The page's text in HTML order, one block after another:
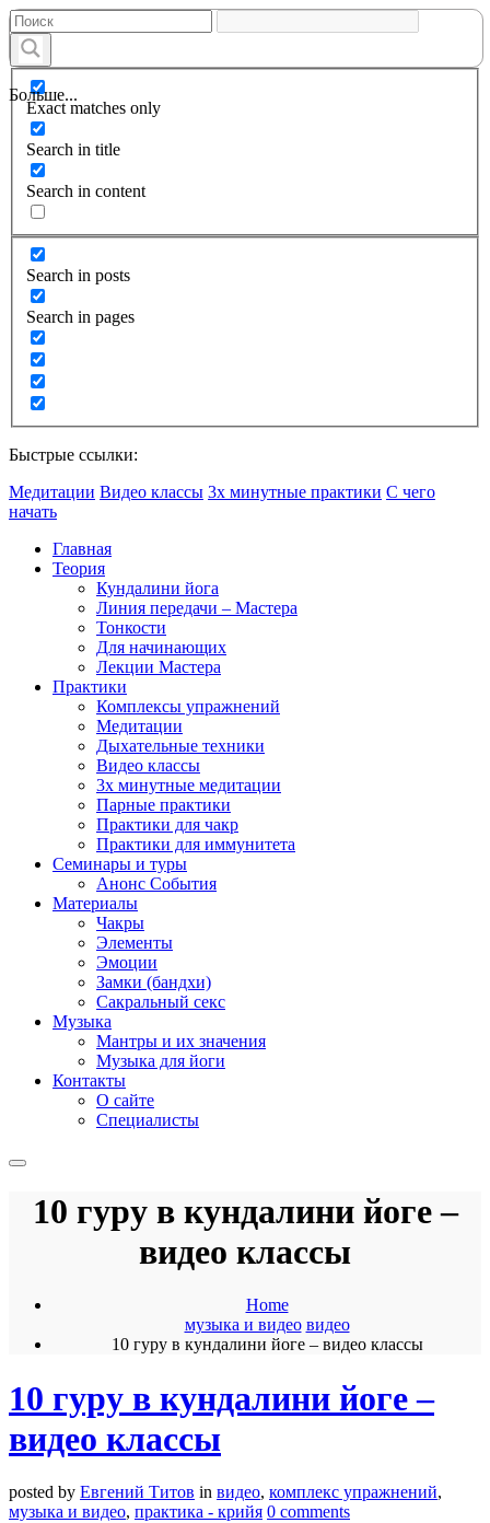
Больше...
Exact matches only
Search in title
Search in content
Search in posts
Search in pages
Быстрые ссылки:
Медитации Видео классы 3х минутные практики С чего
начать
Главная
Теория
Кундалини йога
Линия передачи – Мастера
Тонкости
Для начинающих
Лекции Мастера
Практики
Комплексы упражнений
Медитации
Дыхательные техники
Видео классы
3х минутные медитации
Парные практики
Практики для чакр
Практики для иммунитета
Семинары и туры
Анонс События
Материалы
Чакры
Элементы
Эмоции
Замки (бандхи)
Сакральный секс
Музыка
Мантры и их значения
Музыка для йоги
Контакты
О сайте
Специалисты
10 гуру в кундалини йоге –
видео классы
Home
музыка и видео видео
10 гуру в кундалини йоге – видео классы
10 гуру в кундалини йоге –
видео классы
posted by Евгений Титов in видео, комплекс упражнений,
музыка и видео, практика - крийя 0 comments